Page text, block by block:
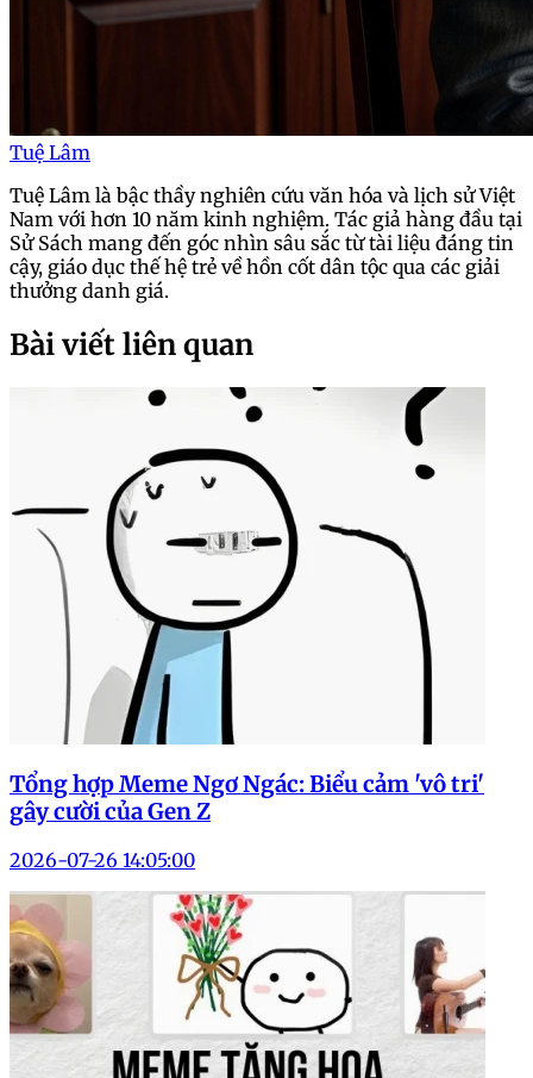
Tuệ Lâm
Tuệ Lâm là bậc thầy nghiên cứu văn hóa và lịch sử Việt
Nam với hơn 10 năm kinh nghiệm. Tác giả hàng đầu tại
Sử Sách mang đến góc nhìn sâu sắc từ tài liệu đáng tin
cậy, giáo dục thế hệ trẻ về hồn cốt dân tộc qua các giải
thưởng danh giá.
Bài viết liên quan
Tổng hợp Meme Ngơ Ngác: Biểu cảm 'vô tri'
gây cười của Gen Z
2026-07-26 14:05:00